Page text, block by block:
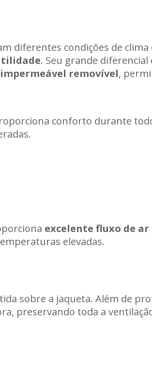
diferentes condições de clima
. Seu grande diferencial
removível,
conforto durante
excelente fluxo de ar
elevadas.
sobre a jaqueta. Além de
preservando toda a